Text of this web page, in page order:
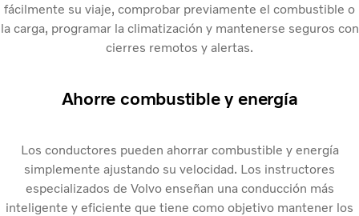
fácilmente su viaje, comprobar previamente el combustible o
la carga, programar la climatización y mantenerse seguros con
cierres remotos y alertas.
Ahorre combustible y energía
Los conductores pueden ahorrar combustible y energía
simplemente ajustando su velocidad. Los instructores
especializados de Volvo enseñan una conducción más
inteligente y eficiente que tiene como objetivo mantener los